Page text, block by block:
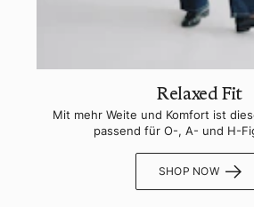
Relaxed Fit
Mit mehr Weite und Komfort ist
passend für O-, A- und H-
SHOP NOW